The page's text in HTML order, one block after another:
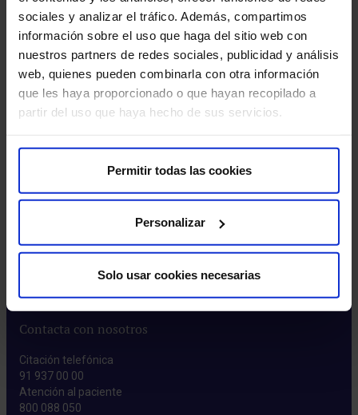
sociales y analizar el tráfico. Además, compartimos
información sobre el uso que haga del sitio web con
nuestros partners de redes sociales, publicidad y análisis
web, quienes pueden combinarla con otra información
que les haya proporcionado o que hayan recopilado a
partir del uso que haya hecho de sus servicios.
Permitir todas las cookies
Personalizar
Solo usar cookies necesarias
Instituto HM​
Intranet HM Hospitales​
Rincón del accionista​
Más HM Hospitales
Blog​
Contacta con nosotros
Citación telefónica
91 937 00 00
Atención al paciente
800 088 050